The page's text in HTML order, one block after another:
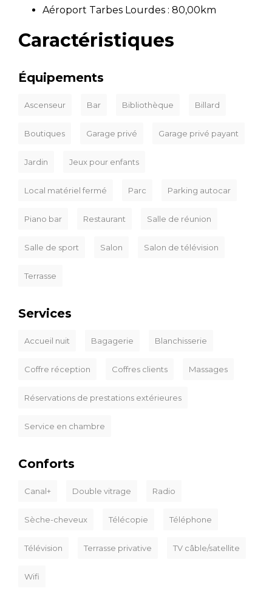
Aéroport Tarbes Lourdes : 80,00km
Caractéristiques
Équipements
Ascenseur Bar Bibliothèque Billard
Boutiques Garage privé Garage privé payant
Jardin Jeux pour enfants
Local matériel fermé Parc Parking autocar
Piano bar Restaurant Salle de réunion
Salle de sport Salon Salon de télévision
Terrasse
Services
Accueil nuit Bagagerie Blanchisserie
Coffre réception Coffres clients Massages
Réservations de prestations extérieures
Service en chambre
Conforts
Canal+ Double vitrage Radio
Sèche-cheveux Télécopie Téléphone
Télévision Terrasse privative TV câble/satellite
Wifi